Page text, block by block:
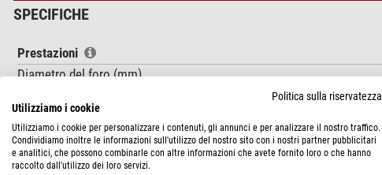
SPECIFICHE
Prestazioni
Diametro del foro (mm)
Generale
Peso (g)
Diametro esterno (mm)
Altezza (mm)
Politica sulla riservatezza
Utilizziamo i cookie
Utilizziamo i cookie per personalizzare i contenuti, gli annunci e per analizzare il nostro traffico.
Condividiamo inoltre le informazioni sull'utilizzo del nostro sito con i nostri partner pubblicitari
e analitici, che possono combinarle con altre informazioni che avete fornito loro o che hanno
raccolto dall'utilizzo dei loro servizi.